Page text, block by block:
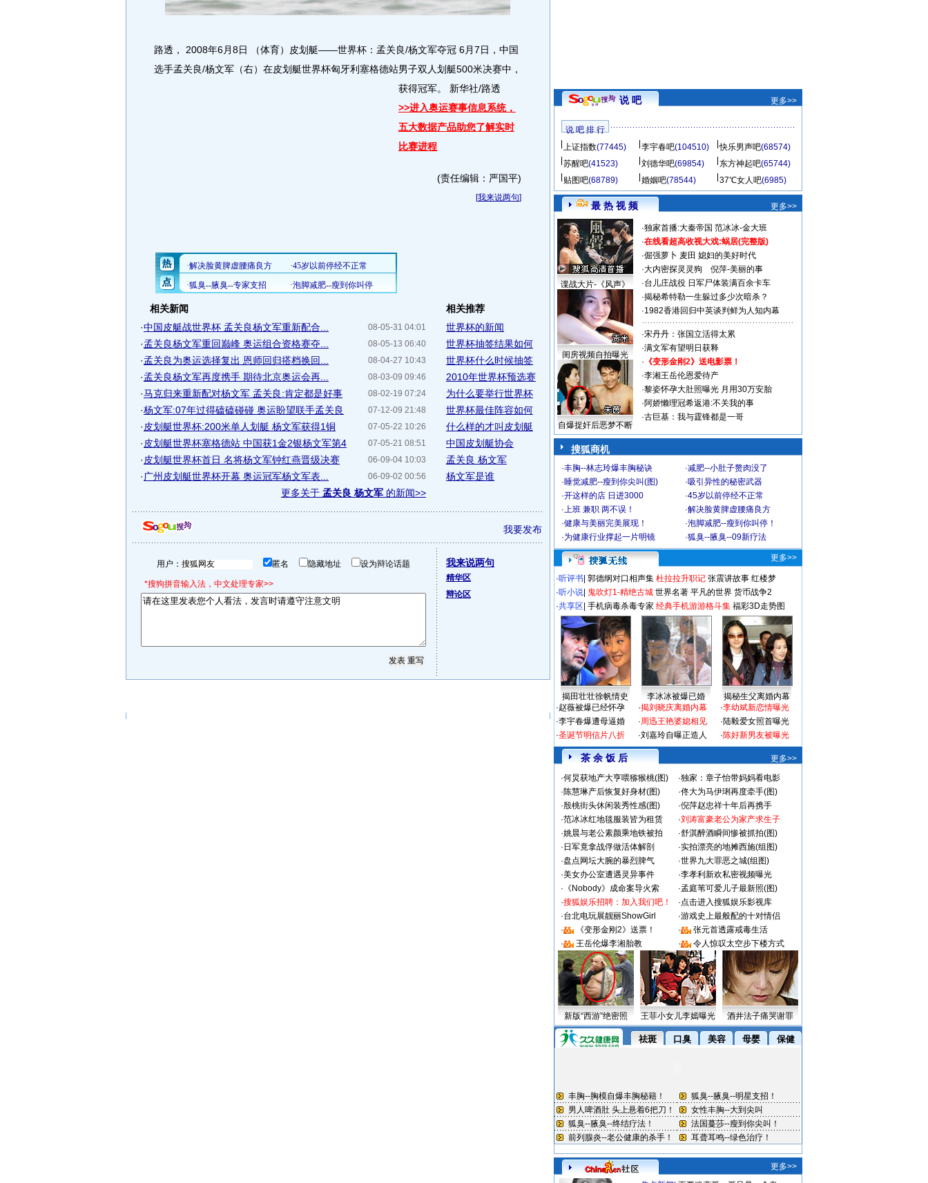
路透， 2008年6月8日 （体育）皮划艇――世界杯：孟关良/杨文军夺冠 6月7日，中国
选手孟关良/杨文军（右）在皮划艇世界杯匈牙利塞格德站男子双人划艇500米决赛中，
获得冠军。 新华社/路透
>>进入奥运赛事信息系统，
五大数据产品助您了解实时
比赛进程
(责任编辑：严国平)
[我来说两句]
相关新闻
08-05-31 04:01
·中国皮艇战世界杯 孟关良杨文军重新配合...
08-05-13 06:40
·孟关良杨文军重回巅峰 奥运组合资格赛夺...
08-04-27 10:43
·孟关良为奥运选择复出 恩师回归搭档换回...
08-03-09 09:46
·孟关良杨文军再度携手 期待北京奥运会再...
08-02-19 07:24
·马克归来重新配对杨文军 孟关良:肯定都是好事
07-12-09 21:48
·杨文军:07年过得磕磕碰碰 奥运盼望联手孟关良
07-05-22 10:26
· 皮划艇世界杯:200米单人划艇 杨文军获得1铜
07-05-21 08:51
· 皮划艇世界杯塞格德站 中国获1金2银杨文军第4
06-09-04 10:03
· 皮划艇世界杯首日 名将杨文军钟红燕晋级决赛
06-09-02 00:56
· 广州皮划艇世界杯开幕 奥运冠军杨文军表...
更多关于 孟关良 杨文军 的新闻>>
相关推荐
世界杯的新闻
世界杯抽签结果如何
世界杯什么时候抽签
2010年世界杯预选赛
为什么要举行世界杯
世界杯最佳阵容如何
什么样的才叫皮划艇
中国皮划艇协会
孟关良 杨文军
杨文军是谁
我要发布
用户： 匿名 隐藏地址 设为辩论话题
*搜狗拼音输入法，中文处理专家>>
我来说两句
精华区
辩论区
说 吧 更多>>
说 吧 排 行
上证指数(77445) 李宇春吧(104510) 快乐男声吧(68574)
苏醒吧(41523) 刘德华吧(69854) 东方神起吧(65744)
贴图吧(68789) 婚姻吧(78544) 37℃女人吧(6985)
最 热 视 频 更多>>
谍战大片-《风声》
闺房视频自拍曝光
自爆捉奸后恶梦不断
·独家首播:大秦帝国 范冰冰-金大班
·在线看超高收视大戏:蜗居(完整版)
·倔强萝卜 麦田 媳妇的美好时代
·大内密探灵灵狗
倪萍-美丽的事
·台儿庄战役 日军尸体装满百余卡车
·揭秘希特勒一生躲过多少次暗杀？
·1982香港回归中英谈判鲜为人知内幕
·宋丹丹：张国立活得太累
·满文军有望明日获释
· 《变形金刚2》送电影票！
·李湘王岳伦恩爱待产
·黎姿怀孕大肚照曝光 月用30万安胎
·阿娇懒理冠希返港:不关我的事
·古巨基：我与霆锋都是一哥
搜狐商机
·丰胸--林志玲爆丰胸秘诀 ·减肥--小肚子赘肉没了
·睡觉减肥--瘦到你尖叫(图) ·吸引异性的秘密武器
·开这样的店 日进3000 ·45岁以前停经不正常
·上班 兼职 两不误！ ·解决脸黄脾虚腰痛良方
·健康与美丽完美展现！ ·泡脚减肥--瘦到你叫停！
·为健康行业撑起一片明镜 ·狐臭--腋臭--09新疗法
更多>>
·听评书 郭德纲对口相声集 杜拉拉升职记 张震讲故事 红楼梦
·听小说 鬼吹灯1-精绝古城 世界名著 平凡的世界 货币战争2
·共享区 手机病毒杀毒专家 经典手机游游格斗集 福彩3D走势图
揭田壮壮徐帆情史 李冰冰被爆已婚
揭秘生父离婚内幕
·赵薇被爆已经怀孕
·李宇春爆遭母逼婚
·圣诞节明信片八折
·揭刘晓庆离婚内幕
·周迅王艳婆媳相见
·刘嘉玲自曝正造人
·李幼斌新恋情曝光
·陆毅爱女照首曝光
·陈好新男友被曝光
茶 余 饭 后
更多>>
·何炅获地产大亨喂猕猴桃(图) ·独家：章子怡带妈妈看电影
·陈慧琳产后恢复好身材(图) ·佟大为马伊琍再度牵手(图)
·殷桃街头休闲装秀性感(图) ·倪萍赵忠祥十年后再携手
·范冰冰红地毯服装皆为租赁 ·刘涛富豪老公为家产求生子
·姚晨与老公素颜乘地铁被拍 ·舒淇醉酒瞬间惨被抓拍(图)
· 日军竟拿战俘做活体解剖 ·实拍漂亮的地摊西施(组图)
·盘点网坛大腕的暴烈脾气 ·世界九大罪恶之城(组图)
·美女办公室遭遇灵异事件 ·李孝利新欢私密视频曝光
· 《Nobody》成命案导火索 ·孟庭苇可爱儿子最新照(图)
·搜狐娱乐招聘：加入我们吧！ ·点击进入搜狐娱乐影视库
·台北电玩展靓丽ShowGirl ·游戏史上最般配的十对情侣
·
《变形金刚2》送票！ ·
张元首透露戒毒生活
·
王岳伦爆李湘胎教 · 令人惊叹太空步下楼方式
新版“西游”绝密照 王菲小女儿李嫣曝光 酒井法子痛哭谢罪
更多>>